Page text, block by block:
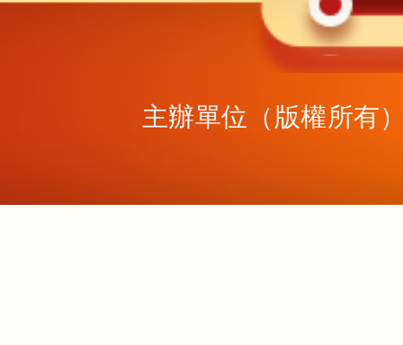
主辦單位（版權所